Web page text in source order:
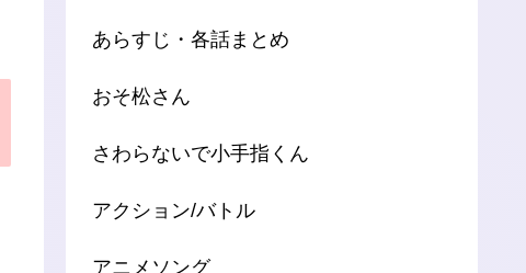
あらすじ・各話まとめ
おそ松さん
さわらないで小手指くん
アクション/バトル
アニメソング